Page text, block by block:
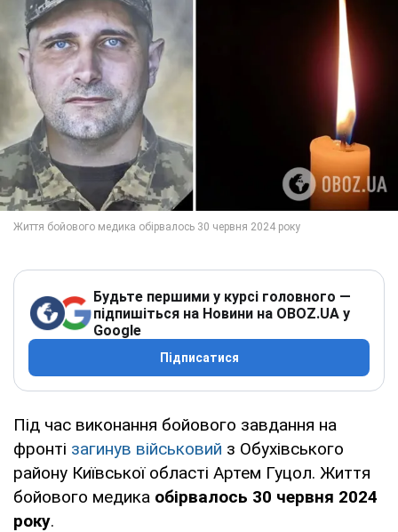
Будьте першими у курсі головного —
підпишіться на Новини на OBOZ.UA у
Google
Підписатися
Під час виконання бойового завдання на
фронті загинув військовий з Обухівського
району Київської області Артем Гуцол. Життя
бойового медика обірвалось 30 червня 2024
року.